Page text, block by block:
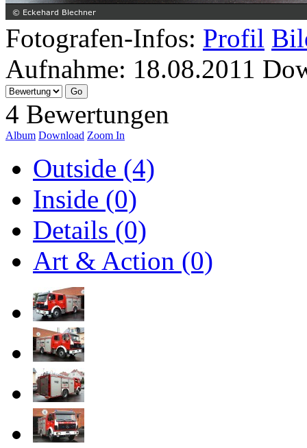
Fotografen-Infos: Profil
Aufnahme: 18.08.2011
4 Bewertungen
Album Download Zoom In
Outside (4)
Inside (0)
Details (0)
Art & Action (0)